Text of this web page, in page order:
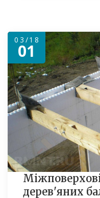
03/18
01
дерев'яних